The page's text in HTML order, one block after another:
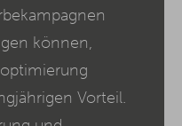
können,
Vorteil.